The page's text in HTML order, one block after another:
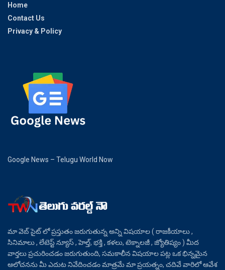
Home
Contact Us
Privacy & Policy
Google News – Telugu World Now
మా వెబ్ సైట్ లో ప్రస్తుతం జరుగుతున్న అన్ని విషయాల ( రాజకీయాలు ,
సినిమాలు , లేటెస్ట్ న్యూస్ , హెల్త్, భక్తి , కళలు, టెక్నాలజీ , జ్యోతిష్యం ) మీద
వార్తలు ప్రచురించడం జరుగుతుంది, సమకాలీన విషయాల పట్ల ఒక భిన్నమైన
ఆలోచనను మీ ఎదుట నివేదించడం మాత్రమే మా ప్రయత్నం, చదివే వారిలో ఆవేశ